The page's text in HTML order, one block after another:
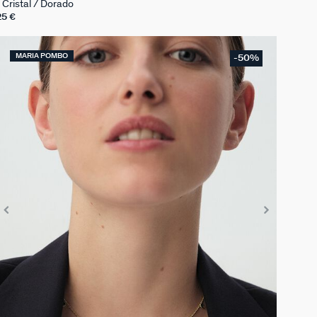
Cristal / Dorado
€
MARIA POMBO -50%